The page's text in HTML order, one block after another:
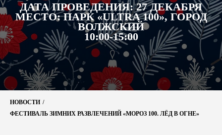
ДАТА ПРОВЕДЕНИЯ:27 ДЕКАБРЯ
МЕСТО:ПАРК «ULTRA 100», ГОРОД
ВОЛЖСКИЙ
10:00-15:00
НОВОСТИ /
ФЕСТИВАЛЬ ЗИМНИХ РАЗВЛЕЧЕНИЙ «МОРОЗ 100. ЛЁД В ОГНЕ»